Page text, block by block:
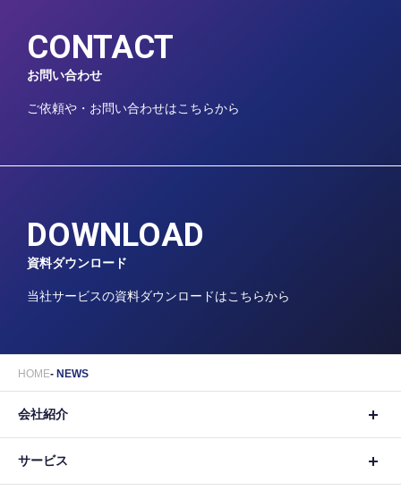
CONTACT
お問い合わせ
ご依頼や・お問い合わせはこちらから
DOWNLOAD
資料ダウンロード
当社サービスの資料ダウンロードはこちらから
HOME NEWS
会社紹介
サービス